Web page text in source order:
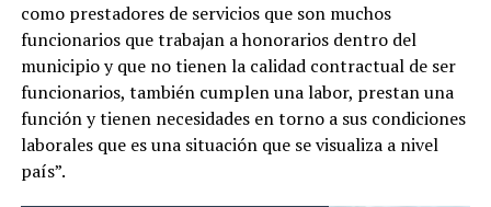
como prestadores de servicios que son muchos
funcionarios que trabajan a honorarios dentro del
municipio y que no tienen la calidad contractual de ser
funcionarios, también cumplen una labor, prestan una
función y tienen necesidades en torno a sus condiciones
laborales que es una situación que se visualiza a nivel
país”.